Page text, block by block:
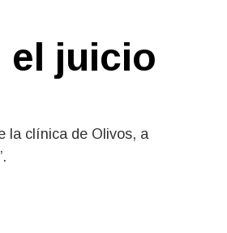
el juicio
la clínica de Olivos, a